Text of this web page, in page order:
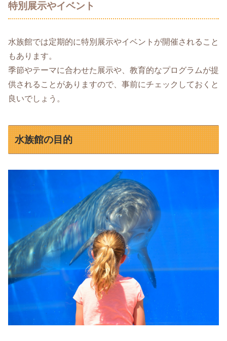
特別展示やイベント
水族館では定期的に特別展示やイベントが開催されること
もあります。
季節やテーマに合わせた展示や、教育的なプログラムが提
供されることがありますので、事前にチェックしておくと
良いでしょう。
水族館の目的